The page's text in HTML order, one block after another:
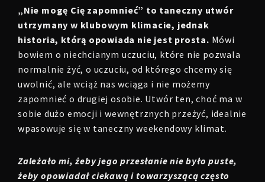
„Nie mogę Cię zapomnieć” to taneczny utwór
utrzymany w klubowym klimacie, jednak
historia, którą opowiada nie jest prosta. Mówi
bowiem o niechcianym uczuciu, które nie pozwala
normalnie żyć, o uczuciu, od którego chcemy się
uwolnić, ale wciąż nas wciąga i nie możemy
zapomnieć o drugiej osobie. Utwór ten, choć ma w
sobie dużo emocji i wewnętrznych przeżyć, idealnie
wpasowuje się w taneczny weekendowy klimat.
Zależało mi, żeby jego przesłanie nie było puste,
żeby opowiadał ciekawą i towarzyszącą często